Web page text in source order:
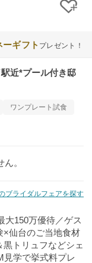
ク
ーギフト プレゼント！
近*プール付き邸
ワンプレート試食
。
ブライダルフェアを探す
大150万優待／ゲス
×仙台のご当地食材
トリュフなどシェ
学で挙式料プレ